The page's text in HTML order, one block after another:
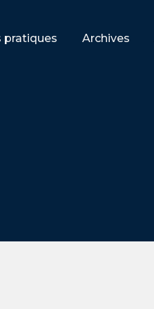
pratiques Archives